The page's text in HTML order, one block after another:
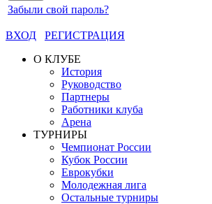
Забыли свой пароль?
ВХОД
РЕГИСТРАЦИЯ
О КЛУБЕ
История
Руководство
Партнеры
Работники клуба
Арена
ТУРНИРЫ
Чемпионат России
Кубок России
Еврокубки
Молодежная лига
Остальные турниры